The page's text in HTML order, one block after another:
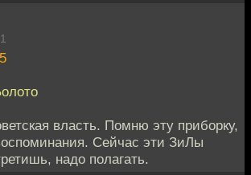
власть. Помню эту приборку,
Сейчас эти ЗиЛы
надо полагать.